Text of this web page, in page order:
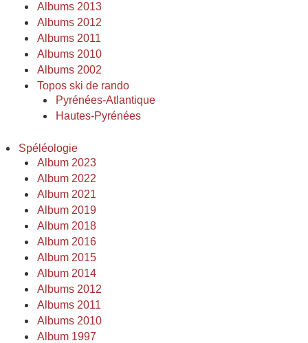
Albums 2013
Albums 2012
Albums 2011
Albums 2010
Albums 2002
Topos ski de rando
Pyrénées-Atlantique
Hautes-Pyrénées
Spéléologie
Album 2023
Album 2022
Album 2021
Album 2019
Album 2018
Album 2016
Album 2015
Album 2014
Albums 2012
Albums 2011
Albums 2010
Album 1997